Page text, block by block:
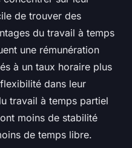
de trouver des
du travail à temps
une rémunération
à un taux horaire plus
dans leur
travail à temps partiel
moins de stabilité
de temps libre.